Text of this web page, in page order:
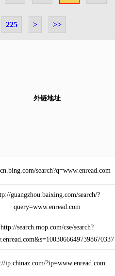
225 > >>
外链地址
search?q=www.enread.com
guangzhou.baixing.com/search/?
query=www.enread.com
http://search.mop.com/cse/search?
ip.chinaz.com/?ip=www.enread.com